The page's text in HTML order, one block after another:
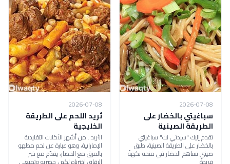
2026-07-08
سباغيتي بالخضار على
الطريقة الصينية
تقدم إليك "سيدتي.نت" سباغيتي
بالخضار على الطريقة الصينية، طبق
صيني تساهم الخضار في منحه نكهةً
2026-07-08
ثريد اللحم على الطريقة
الخليجية
الثريد.. من أشهر الأكلات التقليدية
الإماراتية، وهو عبارة عن لحم مطهو
بالمرق مع الخضار، يقدّم مع خبز